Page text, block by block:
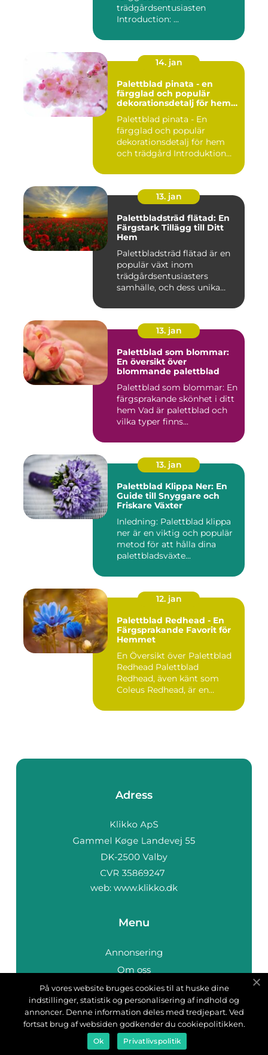
trädgårdsentusiasten
Introduction: ...
14. jan
Palettblad pinata - en
färgglad och populär
dekorationsdetalj för hem
Palettblad pinata - En
färgglad och populär
dekorationsdetalj för hem
och trädgård Introduktion
13. jan
Palettbladsträd flätad: En
Färgstark Tillägg till Ditt
Hem
Palettbladsträd flätad är en
populär växt inom
trädgårdsentusiasters
samhälle, och dess unika
13. jan
Palettblad som blommar:
En översikt över
blommande palettblad
Palettblad som blommar: En
färgsprakande skönhet i ditt
hem Vad är palettblad och
vilka typer finns...
13. jan
Palettblad Klippa Ner: En
Guide till Snyggare och
Friskare Växter
Inledning: Palettblad klippa
ner är en viktig och populär
metod för att hålla dina
palettbladsväxte...
12. jan
Palettblad Redhead - En
Färgsprakande Favorit för
Hemmet
En Översikt över Palettblad
Redhead Palettblad
Redhead, även känt som
Coleus Redhead, är en
Adress
web: www.klikko.dk
Menu
Annonsering
Om oss
Cookies
Kontakta oss
Sitemap
På vores website bruges cookies til at huske dine
indstillinger, statistik og personalisering af indhold og
annoncer. Denne information deles med tredjepart. Ved
fortsat brug af websiden godkender du cookiepolitikken.
Ok Privatlivspolitik